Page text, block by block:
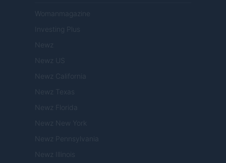
Womanmagazine
Investing Plus
Newz
Newz US
Newz California
Newz Texas
Newz Florida
Newz New York
Newz Pennsylvania
Newz Illinois